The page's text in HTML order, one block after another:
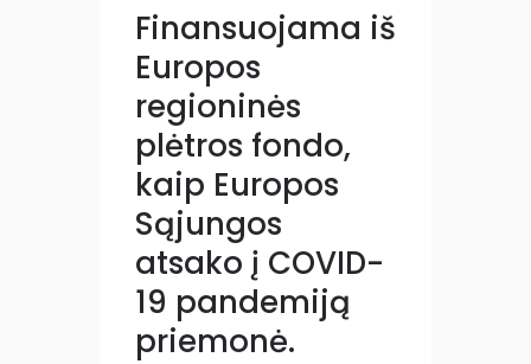
Finansuojama iš
Europos
regioninės
plėtros fondo,
kaip Europos
Sąjungos
atsako į COVID-
19 pandemiją
priemonė.